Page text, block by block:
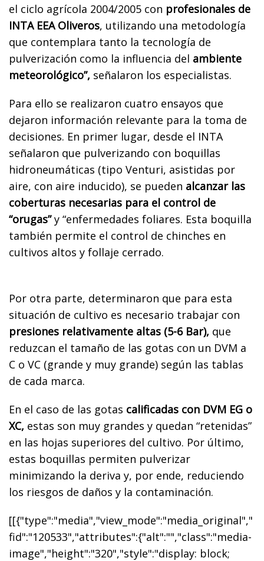
el ciclo agrícola 2004/2005 con profesionales de
INTA EEA Oliveros, utilizando una metodología
que contemplara tanto la tecnología de
pulverización como la influencia del ambiente
meteorológico”, señalaron los especialistas.
Para ello se realizaron cuatro ensayos que
dejaron información relevante para la toma de
decisiones. En primer lugar, desde el INTA
señalaron que pulverizando con boquillas
hidroneumáticas (tipo Venturi, asistidas por
aire, con aire inducido), se pueden alcanzar las
coberturas necesarias para el control de
“orugas”y “enfermedades foliares. Esta boquilla
también permite el control de chinches en
cultivos altos y follaje cerrado.
Por otra parte, determinaron que para esta
situación de cultivo es necesario trabajar con
presiones relativamente altas (5-6 Bar), que
reduzcan el tamaño de las gotas con un DVM a
C o VC (grande y muy grande) según las tablas
de cada marca.
En el caso de las gotas calificadas con DVM EG o
XC, estas son muy grandes y quedan “retenidas”
en las hojas superiores del cultivo. Por último,
estas boquillas permiten pulverizar
minimizando la deriva y, por ende, reduciendo
los riesgos de daños y la contaminación.
[[{"type":"media","view_mode":"media_original","
fid":"120533","attributes":{"alt":"","class":"media-
image","height":"320","style":"display: block;